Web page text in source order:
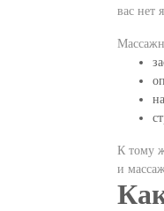
вас нет
К тому
и